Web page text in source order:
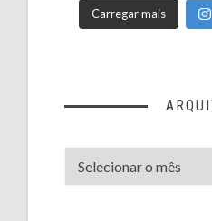
Carregar mais